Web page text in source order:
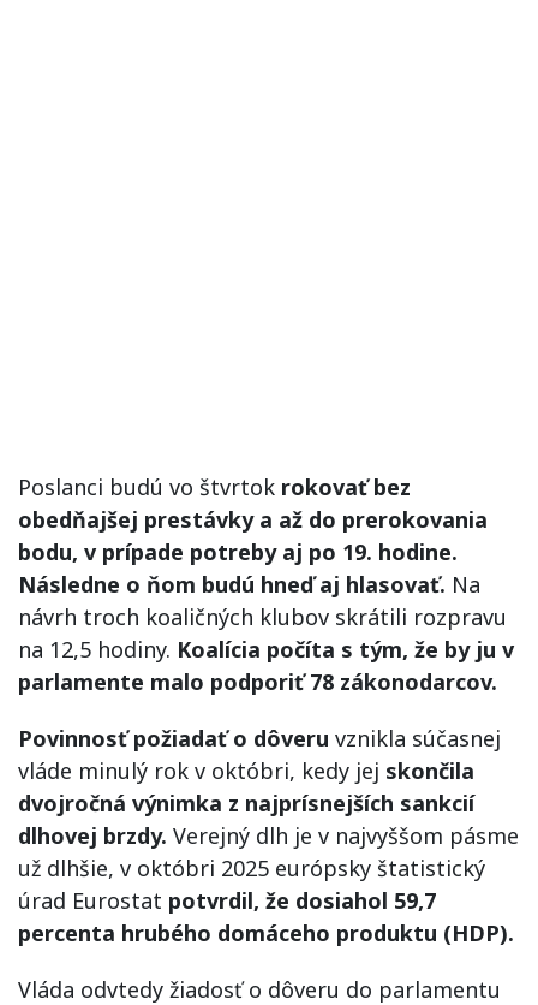
Poslanci budú vo štvrtok rokovať bez
obedňajšej prestávky a až do prerokovania
bodu, v prípade potreby aj po 19. hodine.
Následne o ňom budú hneď aj hlasovať. Na
návrh troch koaličných klubov skrátili rozpravu
na 12,5 hodiny. Koalícia počíta s tým, že by ju v
parlamente malo podporiť 78 zákonodarcov.
Povinnosť požiadať o dôveru vznikla súčasnej
vláde minulý rok v októbri, kedy jej skončila
dvojročná výnimka z najprísnejších sankcií
dlhovej brzdy. Verejný dlh je v najvyššom pásme
už dlhšie, v októbri 2025 európsky štatistický
úrad Eurostat potvrdil, že dosiahol 59,7
percenta hrubého domáceho produktu (HDP).
Vláda odvtedy žiadosť o dôveru do parlamentu